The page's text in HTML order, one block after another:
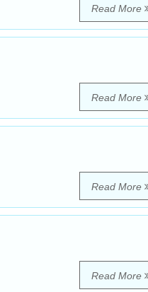
Read More
Read More
Read More
Read More